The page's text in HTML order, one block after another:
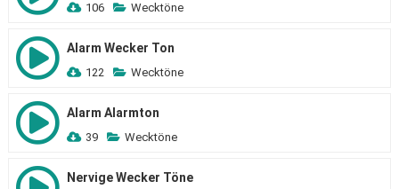
106 Wecktöne
Alarm Wecker Ton
122 Wecktöne
Alarm Alarmton
39 Wecktöne
Nervige Wecker Töne